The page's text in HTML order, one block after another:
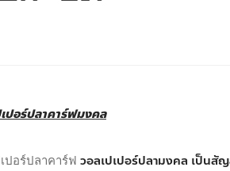
ปอร์ปลาคาร์ฟมงคล
ปอร์ปลาคาร์ฟ วอลเปเปอร์ปลามงคล เป็นสั